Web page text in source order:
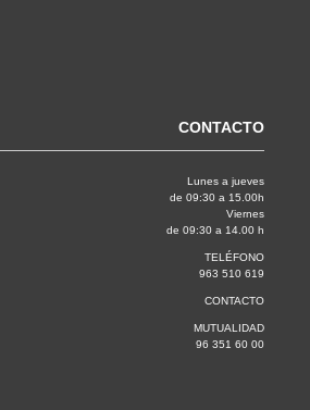
CONTACTO
Lunes a jueves
de 09:30 a 15.00h
Viernes
de 09:30 a 14.00 h
TELÉFONO
963 510 619
CONTACTO
MUTUALIDAD
96 351 60 00